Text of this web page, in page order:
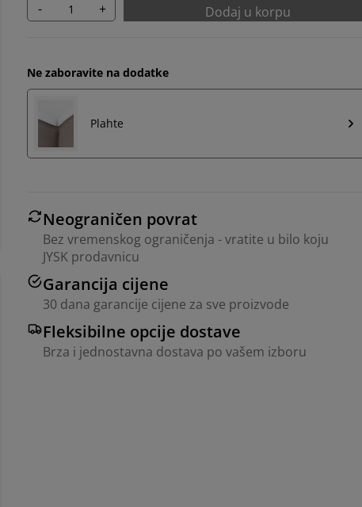
- + Dodaj u korpu
Ne zaboravite na dodatke
Plahte
Neograničen povrat
Bez vremenskog ograničenja - vratite u bilo koju
JYSK prodavnicu
Garancija cijene
30 dana garancije cijene za sve proizvode
Fleksibilne opcije dostave
Brza i jednostavna dostava po vašem izboru